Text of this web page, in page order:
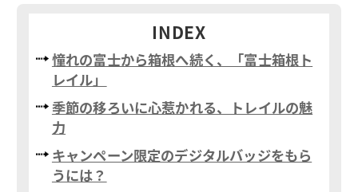
INDEX
憧れの富士から箱根へ続く、「富士箱根ト
レイル」
季節の移ろいに心惹かれる、トレイルの魅
力
キャンペーン限定のデジタルバッジをもら
うには？